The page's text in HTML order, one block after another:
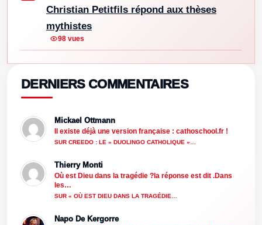
Christian Petitfils répond aux thèses
mythistes
98 vues
DERNIERS COMMENTAIRES
Mickael Ottmann
Il existe déjà une version française : cathoschool.fr !
SUR CREEDO : LE « DUOLINGO CATHOLIQUE »…
Thierry Monti
Où est Dieu dans la tragédie ?la réponse est dit .Dans
les…
SUR « OÙ EST DIEU DANS LA TRAGÉDIE…
Napo De Kergorre